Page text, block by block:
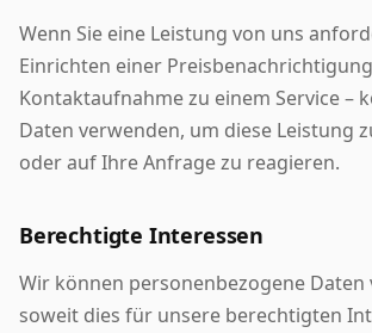
Wenn Sie eine Leistung von uns
Einrichten einer
Kontaktaufnahme zu einem Service –
Daten verwenden, um diese Leistung
oder auf Ihre Anfrage zu reagieren.
Berechtigte Interessen
Wir können personenbezogene Daten
soweit dies für unsere berechtigten